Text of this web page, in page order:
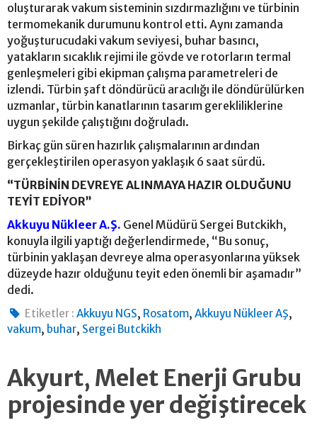
oluşturarak vakum sisteminin sızdırmazlığını ve türbinin
termomekanik durumunu kontrol etti. Aynı zamanda
yoğuşturucudaki vakum seviyesi, buhar basıncı,
yatakların sıcaklık rejimi ile gövde ve rotorların termal
genleşmeleri gibi ekipman çalışma parametreleri de
izlendi. Türbin şaft döndürücü aracılığı ile döndürülürken
uzmanlar, türbin kanatlarının tasarım gerekliliklerine
uygun şekilde çalıştığını doğruladı.
Birkaç gün süren hazırlık çalışmalarının ardından
gerçekleştirilen operasyon yaklaşık 6 saat sürdü.
“TÜRBİNİN DEVREYE ALINMAYA HAZIR OLDUĞUNU
TEYİT EDİYOR”
Akkuyu Nükleer A.Ş. Genel Müdürü Sergei Butckikh,
konuyla ilgili yaptığı değerlendirmede, “Bu sonuç,
türbinin yaklaşan devreye alma operasyonlarına yüksek
düzeyde hazır olduğunu teyit eden önemli bir aşamadır”
dedi.
Etiketler : Akkuyu NGS, Rosatom,Akkuyu Nükleer AŞ,
vakum, buhar, Sergei Butckikh
Akyurt, Melet Enerji Grubu
projesinde yer değiştirecek